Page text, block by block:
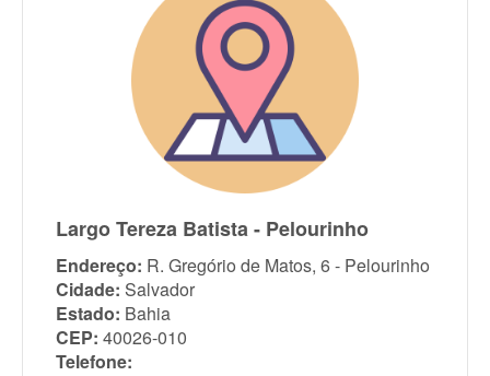
Largo Tereza Batista - Pelourinho
Endereço: R. Gregório de Matos, 6 - Pelourinho
Cidade: Salvador
Estado: Bahia
CEP: 40026-010
Telefone: